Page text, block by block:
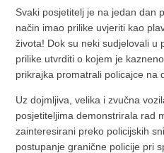
Svaki posjetitelj je na jedan dan
način imao prilike uvjeriti kao
života! Dok su neki sudjelovali u
prilike utvrditi o kojem je
prikrajka promatrali policajce na
Uz dojmljiva, velika i zvučna
posjetiteljima demonstrirala rad
zainteresirani preko policijskih
postupanje granične policije pri